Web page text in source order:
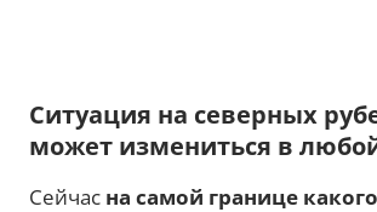
Ситуация на северных
может измениться в
Сейчас на самой границе